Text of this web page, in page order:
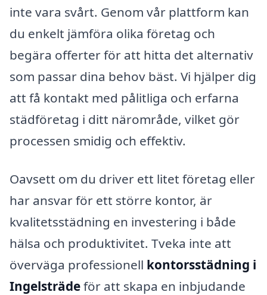
inte vara svårt. Genom vår plattform kan
du enkelt jämföra olika företag och
begära offerter för att hitta det alternativ
som passar dina behov bäst. Vi hjälper dig
att få kontakt med pålitliga och erfarna
städföretag i ditt närområde, vilket gör
processen smidig och effektiv.
Oavsett om du driver ett litet företag eller
har ansvar för ett större kontor, är
kvalitetsstädning en investering i både
hälsa och produktivitet. Tveka inte att
överväga professionell kontorsstädning i
Ingelsträdeför att skapa en inbjudande